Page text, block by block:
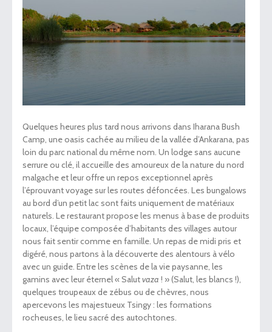
Quelques heures plus tard nous arrivons dans Iharana Bush
Camp, une oasis cachée au milieu de la vallée d’Ankarana, pas
loin du parc national du même nom. Un lodge sans aucune
serrure ou clé, il accueille des amoureux de la nature du nord
malgache et leur offre un repos exceptionnel après
l’éprouvant voyage sur les routes défoncées. Les bungalows
au bord d’un petit lac sont faits uniquement de matériaux
naturels. Le restaurant propose les menus à base de produits
locaux, l’équipe composée d’habitants des villages autour
nous fait sentir comme en famille. Un repas de midi pris et
digéré, nous partons à la découverte des alentours à vélo
avec un guide. Entre les scènes de la vie paysanne, les
gamins avec leur éternel « Salutvaza ! » (Salut, les blancs !),
quelques troupeaux de zébus ou de chèvres, nous
apercevons les majestueux Tsingy : les formations
rocheuses, le lieu sacré des autochtones.